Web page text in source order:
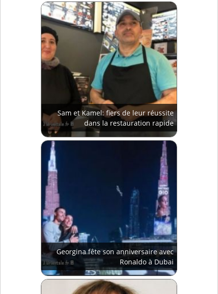
Sam et Kamel: fiers de leur réussite
dans la restauration rapide
Georgina fête son anniversaire avec
Ronaldo à Dubai